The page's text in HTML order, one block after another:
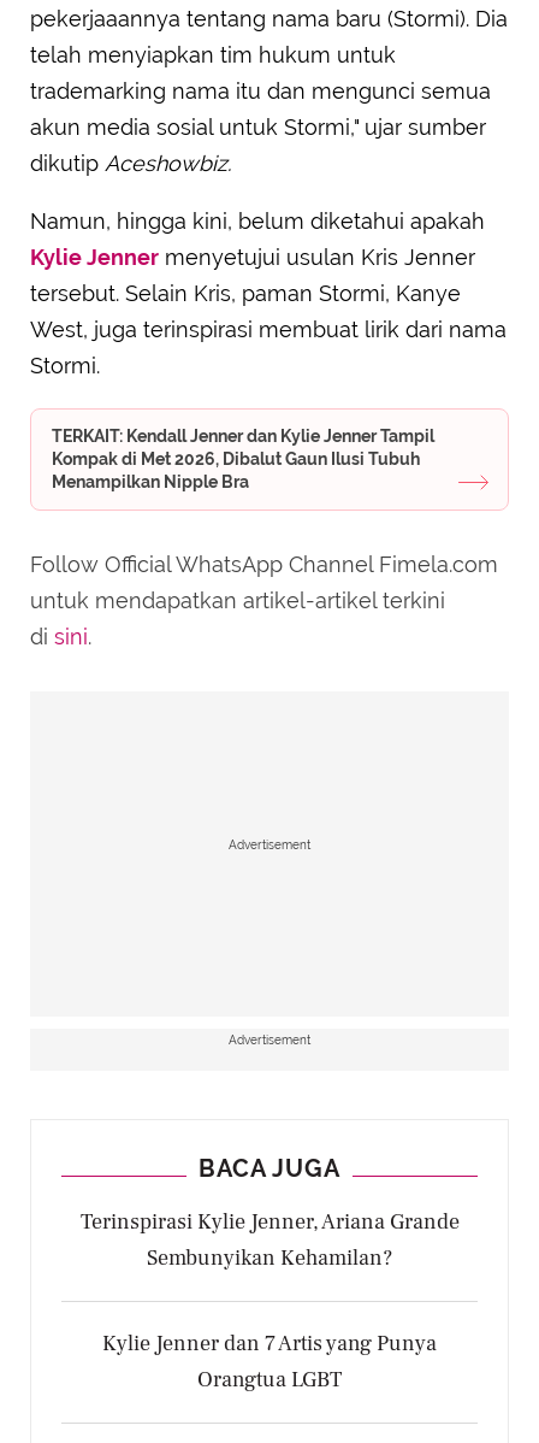
pekerjaaannya tentang nama baru (Stormi). Dia
telah menyiapkan tim hukum untuk
trademarking nama itu dan mengunci semua
akun media sosial untuk Stormi," ujar sumber
dikutip Aceshowbiz.
Namun, hingga kini, belum diketahui apakah
Kylie Jenner menyetujui usulan Kris Jenner
tersebut. Selain Kris, paman Stormi, Kanye
West, juga terinspirasi membuat lirik dari nama
Stormi.
TERKAIT: Kendall Jenner dan Kylie Jenner Tampil
Kompak di Met 2026, Dibalut Gaun Ilusi Tubuh
Menampilkan Nipple Bra
Follow Official WhatsApp Channel Fimela.com
untuk mendapatkan artikel-artikel terkini
di sini.
Advertisement
Advertisement
BACA JUGA
Terinspirasi Kylie Jenner, Ariana Grande
Sembunyikan Kehamilan?
Kylie Jenner dan 7 Artis yang Punya
Orangtua LGBT